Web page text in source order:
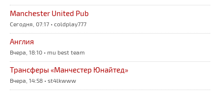
Manchester United Pub
Сегодня, 07:17 • coldplay777
Англия
Вчера, 18:10 • mu best team
Трансферы «Манчестер Юнайтед»
Вчера, 14:58 • st4lkwww